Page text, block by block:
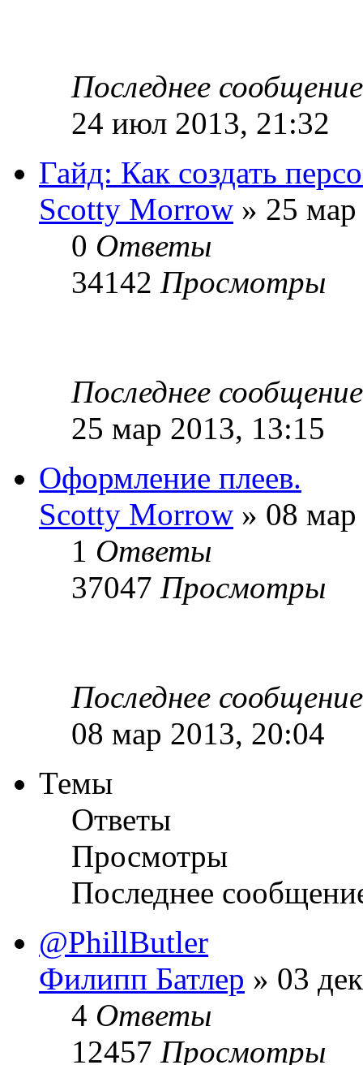
Последнее
24 июл 2013, 21:32
Гайд: Как создать
Sсotty Morrow » 25
0 Ответы
34142 Просмотры
Последнее
25 мар 2013, 13:15
Оформление плеев.
Sсotty Morrow » 08
1 Ответы
37047 Просмотры
Последнее
08 мар 2013, 20:04
Темы
Ответы
Просмотры
Последнее
@PhillButler
Филипп Батлер » 03
4 Ответы
12457 Просмотры